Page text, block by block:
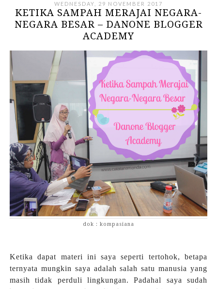
WEDNESDAY, 29 NOVEMBER 2017
KETIKA SAMPAH MERAJAI NEGARA-
NEGARA BESAR – DANONE BLOGGER
ACADEMY
dok : kompasiana
Ketika dapat materi ini saya seperti tertohok, betapa
ternyata mungkin saya adalah salah satu manusia yang
masih tidak perduli lingkungan. Padahal saya sudah